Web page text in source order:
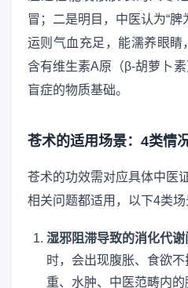
冒；二是明目，中医认为“
运则气血充足，能濡养眼
含有维生素A原（β-胡萝卜
盲症的物质基础。
苍术的适用场景：4类情
苍术的功效需对应具体中医
相关问题都适用，以下4类场
湿邪阻滞导致的消化代谢
时，会出现腹胀、食欲
重、水肿、中医范畴内